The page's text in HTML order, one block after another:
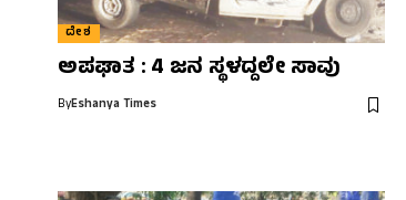
ದೇಶ
ಅಪಘಾತ : 4 ಜನ ಸ್ಥಳದ್ದಲೇ ಸಾವು
ByEshanya Times